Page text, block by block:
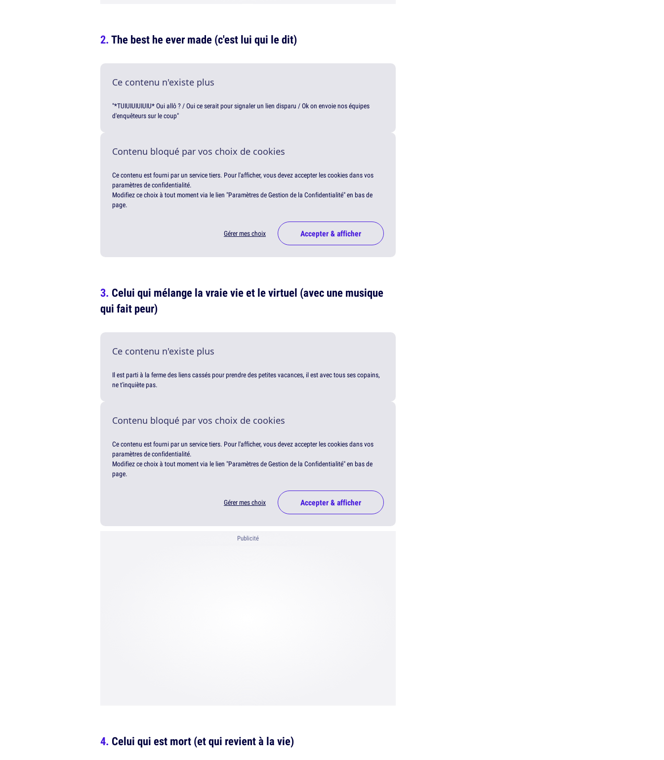
The best he ever made (c'est lui qui le dit)
Ce contenu n'existe plus
"*TUIUIUIUIUIU* Oui allô ? / Oui ce serait pour signaler un lien disparu / Ok on envoie nos équipes
d'enquêteurs sur le coup"
Contenu bloqué par vos choix de cookies
Ce contenu est fourni par un service tiers. Pour l'afficher, vous devez accepter les cookies dans vos
paramètres de confidentialité.
Modifiez ce choix à tout moment via le lien "Paramètres de Gestion de la Confidentialité" en bas de
page.
Gérer mes choix Accepter & afficher
Celui qui mélange la vraie vie et le virtuel (avec une musique
qui fait peur)
Ce contenu n'existe plus
Il est parti à la ferme des liens cassés pour prendre des petites vacances, il est avec tous ses copains,
ne t'inquiète pas.
Contenu bloqué par vos choix de cookies
Ce contenu est fourni par un service tiers. Pour l'afficher, vous devez accepter les cookies dans vos
paramètres de confidentialité.
Modifiez ce choix à tout moment via le lien "Paramètres de Gestion de la Confidentialité" en bas de
page.
Gérer mes choix Accepter & afficher
Publicité
Celui qui est mort (et qui revient à la vie)